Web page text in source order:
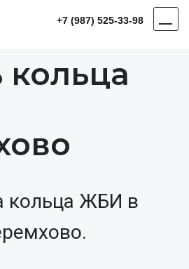
+7 (987) 525-33-98
кольца
кольца ЖБИ в